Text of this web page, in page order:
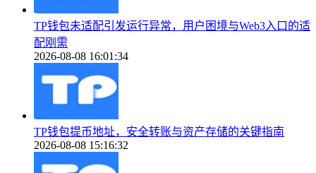
TP钱包未适配引发运行异常，用户困境与Web3入口的适
配刚需
2026-08-08 16:01:34
TP钱包提币地址，安全转账与资产存储的关键指南
2026-08-08 15:16:32